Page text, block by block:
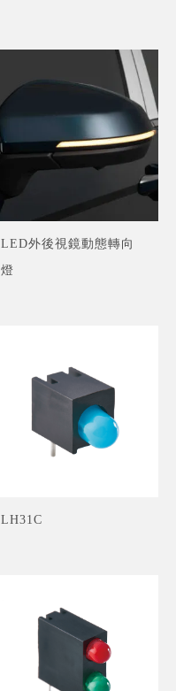
LED外後視鏡動態轉向
燈
LH31C